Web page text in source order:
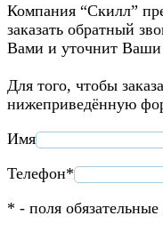
Компания “Скилл”
заказать обратный
Вами и уточнит
Для того, чтобы
нижеприведённую
Имя
Телефон*
* - поля